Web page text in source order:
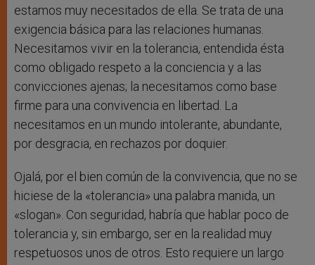
estamos muy necesitados de ella. Se trata de una
exigencia básica para las relaciones humanas.
Necesitamos vivir en la tolerancia, entendida ésta
como obligado respeto a la conciencia y a las
convicciones ajenas; la necesitamos como base
firme para una convivencia en libertad. La
necesitamos en un mundo intolerante, abundante,
por desgracia, en rechazos por doquier.
Ojalá, por el bien común de la convivencia, que no se
hiciese de la «tolerancia» una palabra manida, un
«slogan». Con seguridad, habría que hablar poco de
tolerancia y, sin embargo, ser en la realidad muy
respetuosos unos de otros. Esto requiere un largo